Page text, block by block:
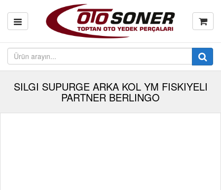
SILGI SUPURGE ARKA KOL YM FISKIYELI
PARTNER BERLINGO